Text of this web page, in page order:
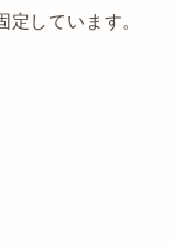
しています。